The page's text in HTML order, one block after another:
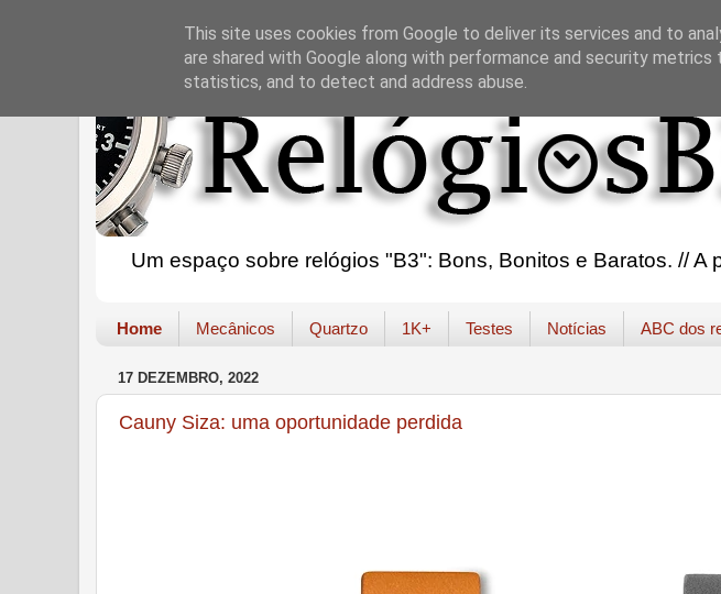
Um espaço sobre relógios "B3": Bons, Bonitos e Baratos. //
Home Mecânicos Quartzo 1K+ Testes Notícias ABC dos
17 DEZEMBRO, 2022
Cauny Siza: uma oportunidade perdida
This site uses cookies from Google to deliver its services and to
are shared with Google along with performance and security
statistics, and to detect and address abuse.